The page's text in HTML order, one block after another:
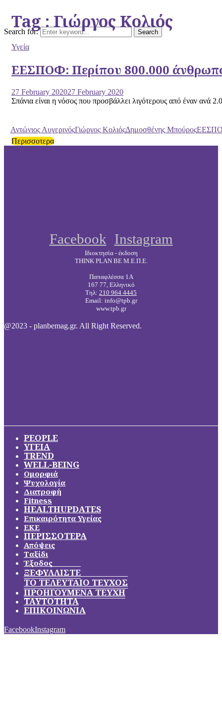
Search for: Search
Tag : Γιώργος Κολιός
Υγεία
ΕΕΣΠΟΦ: Περίπου 800.000
27 February 202027 February 2020
Σπάνια είναι η νόσος που προσβάλλει λιγότερους από έναν
Αντώνιος ΑυγερινόςΓιώργος ΚολιόςΔημοσθένης Μπούρος
Περισσοτερα
Facebook Instagram
Ιδιοκτησία - έκδοση
THINK PLAN BE Μ.Ε.Π.Ε.
Παπαφλέσσα 1Α
167 77, Ελληνικό
Τηλ: 210 964 4445
Email: info@tpb.gr
www.tpb.gr
@2023 - planbemag.gr. All Right Reserved.
PEOPLE
ΥΓΕΙΑ
TREND
WELL-BEING
Ομορφιά
Ψυχολογία
Διατροφή
Fitness
HEALTHUPDATES
Επικαιρότητα Υγείας
ΕΚΕ
ΠΕΡΙΣΣΟΤΕΡΑ
Απόψεις
Ταξίδι
Έξοδος
ΞΕΦΥΛΛΙΣΤΕ
ΤΟ ΤΕΛΕΥΤΑΙΟ ΤΕΥΧΟΣ
ΠΡΟΗΓΟΥΜΕΝΑ ΤΕΥΧΗ
ΤΑΥΤΟΤΗΤΑ
ΕΠΙΚΟΙΝΩΝΙΑ
FacebookInstagram